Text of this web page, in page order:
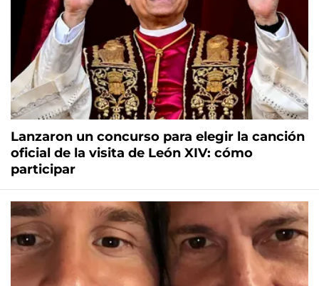
Lanzaron un concurso para elegir la canción
oficial de la visita de León XIV: cómo
participar